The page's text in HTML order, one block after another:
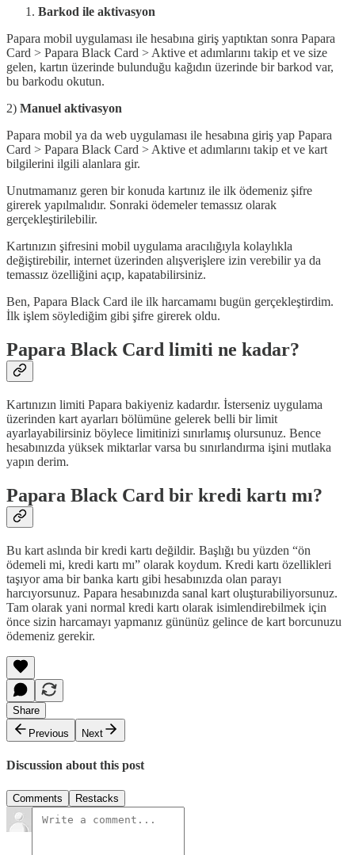
Barkod ile aktivasyon
Papara mobil uygulaması ile hesabına giriş yaptıktan sonra Papara
Card > Papara Black Card > Aktive et adımlarını takip et ve size
gelen, kartın üzerinde bulunduğu kağıdın üzerinde bir barkod var,
bu barkodu okutun.
2) Manuel aktivasyon
Papara mobil ya da web uygulaması ile hesabına giriş yap Papara
Card > Papara Black Card > Aktive et adımlarını takip et ve kart
bilgilerini ilgili alanlara gir.
Unutmamanız geren bir konuda kartınız ile ilk ödemeniz şifre
girerek yapılmalıdır. Sonraki ödemeler temassız olarak
gerçekleştirilebilir.
Kartınızın şifresini mobil uygulama aracılığıyla kolaylıkla
değiştirebilir, internet üzerinden alışverişlere izin verebilir ya da
temassız özelliğini açıp, kapatabilirsiniz.
Ben, Papara Black Card ile ilk harcamamı bugün gerçekleştirdim.
İlk işlem söylediğim gibi şifre girerek oldu.
Papara Black Card limiti ne kadar?
Kartınızın limiti Papara bakiyeniz kadardır. İsterseniz uygulama
üzerinden kart ayarları bölümüne gelerek belli bir limit
ayarlayabilirsiniz böylece limitinizi sınırlamış olursunuz. Bence
hesabınızda yüksek miktarlar varsa bu sınırlandırma işini mutlaka
yapın derim.
Papara Black Card bir kredi kartı mı?
Bu kart aslında bir kredi kartı değildir. Başlığı bu yüzden “ön
ödemeli mi, kredi kartı mı” olarak koydum. Kredi kartı özellikleri
taşıyor ama bir banka kartı gibi hesabınızda olan parayı
harcıyorsunuz. Papara hesabınızda sanal kart oluşturabiliyorsunuz.
Tam olarak yani normal kredi kartı olarak isimlendirebilmek için
önce sizin harcamayı yapmanız gününüz gelince de kart borcunuzu
ödemeniz gerekir.
Share
Previous
Next
Discussion about this post
Comments Restacks